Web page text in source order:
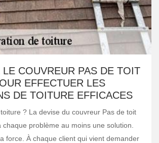
LE COUVREUR PAS DE TOIT
EFFECTUER LES
DE TOITURE EFFICACES
? La devise du couvreur Pas de toit
chaque problème au moins une solution.
force. À chaque client qui vient demander